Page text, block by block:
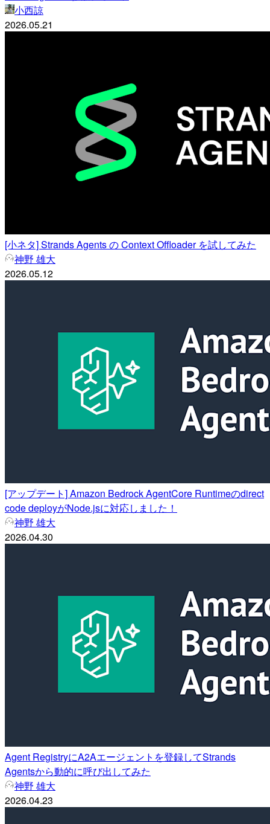
小西諒
2026.05.21
[小ネタ] Strands Agents の Context Offloader を試してみた
神野 雄大
2026.05.12
[アップデート] Amazon Bedrock AgentCore Runtimeのdirect
code deployがNode.jsに対応しました！
神野 雄大
2026.04.30
Agent RegistryにA2Aエージェントを登録してStrands
Agentsから動的に呼び出してみた
神野 雄大
2026.04.23